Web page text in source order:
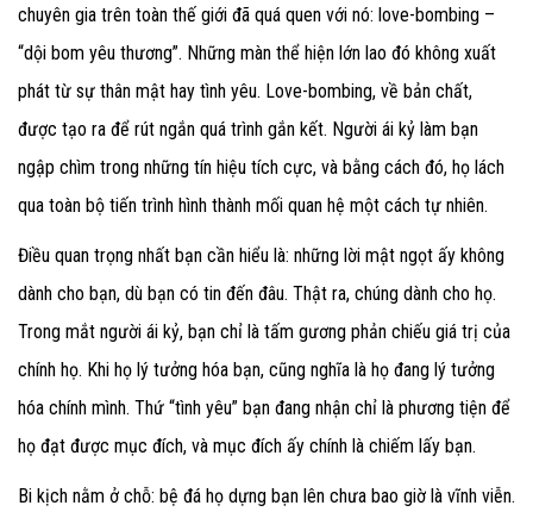
chuyên gia trên toàn thế giới đã quá quen với nó: love-bombing –
“dội bom yêu thương”. Những màn thể hiện lớn lao đó không xuất
phát từ sự thân mật hay tình yêu. Love-bombing, về bản chất,
được tạo ra để rút ngắn quá trình gắn kết. Người ái kỷ làm bạn
ngập chìm trong những tín hiệu tích cực, và bằng cách đó, họ lách
qua toàn bộ tiến trình hình thành mối quan hệ một cách tự nhiên.
Điều quan trọng nhất bạn cần hiểu là: những lời mật ngọt ấy không
dành cho bạn, dù bạn có tin đến đâu. Thật ra, chúng dành cho họ.
Trong mắt người ái kỷ, bạn chỉ là tấm gương phản chiếu giá trị của
chính họ. Khi họ lý tưởng hóa bạn, cũng nghĩa là họ đang lý tưởng
hóa chính mình. Thứ “tình yêu” bạn đang nhận chỉ là phương tiện để
họ đạt được mục đích, và mục đích ấy chính là chiếm lấy bạn.
Bi kịch nằm ở chỗ: bệ đá họ dựng bạn lên chưa bao giờ là vĩnh viễn.